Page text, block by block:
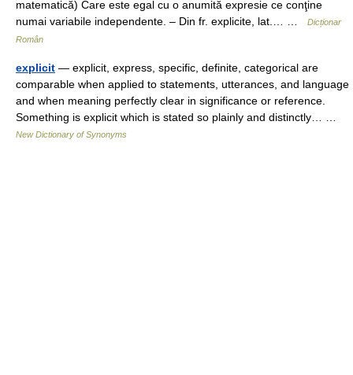
matematică) Care este egal cu o anumită expresie ce conţine
numai variabile independente. – Din fr. explicite, lat.… …
Dicționar
Român
explicit — explicit, express, specific, definite, categorical are
comparable when applied to statements, utterances, and language
and when meaning perfectly clear in significance or reference.
Something is explicit which is stated so plainly and distinctly… …
New Dictionary of Synonyms